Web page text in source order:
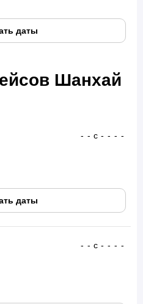
даты
Шанхай
- - с - - - -
даты
- - с - - - -